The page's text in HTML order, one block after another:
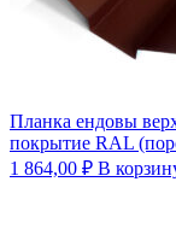
Планка ендовы
покрытие RAL
1 864,00 ₽ В